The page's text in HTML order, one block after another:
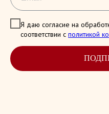
Я даю согласие на
соответствии с политикой